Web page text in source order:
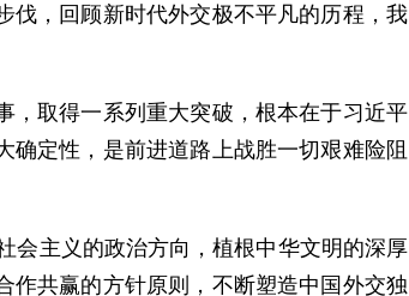
伐，回顾新时代外交极不平凡的历程，我
，取得一系列重大突破，根本在于习近平
定性，是前进道路上战胜一切艰难险阻
会主义的政治方向，植根中华文明的深厚
作共赢的方针原则，不断塑造中国外交独